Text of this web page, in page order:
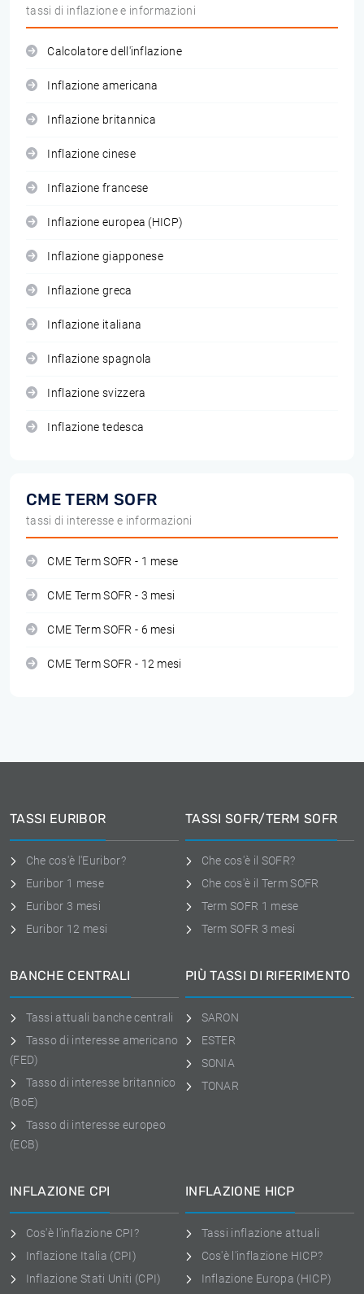
tassi di inflazione e informazioni
Calcolatore dell'inflazione
Inflazione americana
Inflazione britannica
Inflazione cinese
Inflazione francese
Inflazione europea (HICP)
Inflazione giapponese
Inflazione greca
Inflazione italiana
Inflazione spagnola
Inflazione svizzera
Inflazione tedesca
CME TERM SOFR
tassi di interesse e informazioni
CME Term SOFR - 1 mese
CME Term SOFR - 3 mesi
CME Term SOFR - 6 mesi
CME Term SOFR - 12 mesi
TASSI EURIBOR
Che cos'è l'Euribor?
Euribor 1 mese
Euribor 3 mesi
Euribor 12 mesi
TASSI SOFR/TERM SOFR
Che cos'è il SOFR?
Che cos'è il Term SOFR
Term SOFR 1 mese
Term SOFR 3 mesi
BANCHE CENTRALI
Tassi attuali banche centrali
Tasso di interesse americano
(FED)
Tasso di interesse britannico
(BoE)
Tasso di interesse europeo
(ECB)
PIÙ TASSI DI RIFERIMENTO
SARON
ESTER
SONIA
TONAR
INFLAZIONE CPI
Cos'è l'inflazione CPI?
Inflazione Italia (CPI)
Inflazione Stati Uniti (CPI)
INFLAZIONE HICP
Tassi inflazione attuali
Cos'è l'inflazione HICP?
Inflazione Europa (HICP)